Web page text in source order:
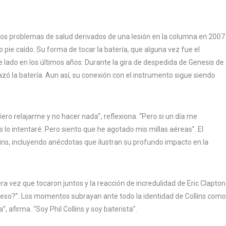
problemas de salud derivados de una lesión en la columna en 2007
caído. Su forma de tocar la batería, que alguna vez fue el
en los últimos años. Durante la gira de despedida de Genesis de
la batería. Aun así, su conexión con el instrumento sigue siendo
relajarme y no hacer nada”, reflexiona. “Pero si un día me
intentaré. Pero siento que he agotado mis millas aéreas”. El
incluyendo anécdotas que ilustran su profundo impacto en la
vez que tocaron juntos y la reacción de incredulidad de Eric Clapton
Los momentos subrayan ante todo la identidad de Collins como
afirma. “Soy Phil Collins y soy baterista”.